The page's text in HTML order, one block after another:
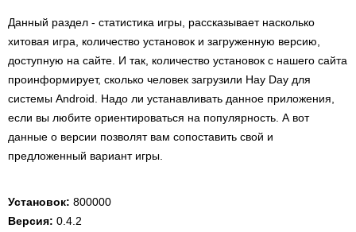
Данный раздел - статистика игры, рассказывает насколько
хитовая игра, количество установок и загруженную версию,
доступную на сайте. И так, количество установок с нашего сайта
проинформирует, сколько человек загрузили Hay Day для
системы Android. Надо ли устанавливать данное приложения,
если вы любите ориентироваться на популярность. А вот
данные о версии позволят вам сопоставить свой и
предложенный вариант игры.
Установок: 800000
Версия: 0.4.2